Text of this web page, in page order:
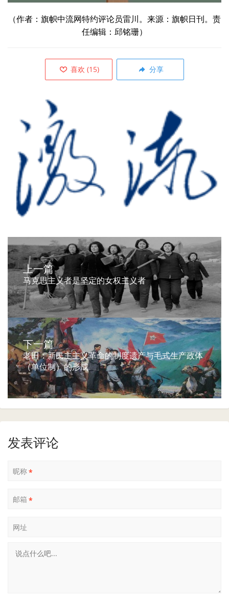
（作者： 旗帜中流网特约评论员雷川。来源： 旗帜日刊。责
任编辑：邱铭珊）
喜欢 (15) 分享
上一篇
马克思主义者是坚定的女权主义者
下一篇
老田：新民主主义革命的制度遗产与毛式生产政体
（单位制）的形成
发表评论
昵称*
邮箱 *
网址